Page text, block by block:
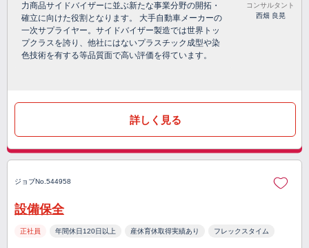
力商品サイドバイザーに並ぶ新たな事業分野の開拓・
確立に向けた役割となります。 大手自動車メーカーの
一次サプライヤー。サイドバイザー製造では世界トッ
プクラスを誇り、他社にはないプラスチック成型や染
色技術を有する等品質面で高い評価を得ています。
コンサルタント
西畑 良晃
詳しく見る
ジョブNo.544958
設備保全
正社員 年間休日120日以上 産休育休取得実績あり フレックスタイム